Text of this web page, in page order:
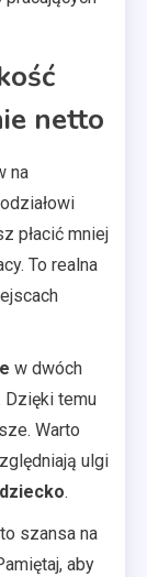
netto
na
płacić mniej
To realna
w dwóch
Dzięki temu
Warto
ulgi
dziecko.
szansa na
aby